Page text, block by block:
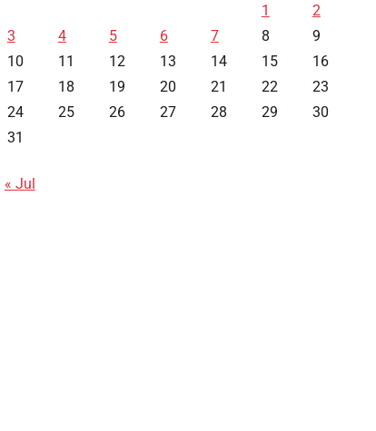
1
2
3
4 5 6 7 8
9
10
11 12 13 14 15
16
17
18 19 20 21 22
23
24
25 26 27 28 29
30
31
« Jul